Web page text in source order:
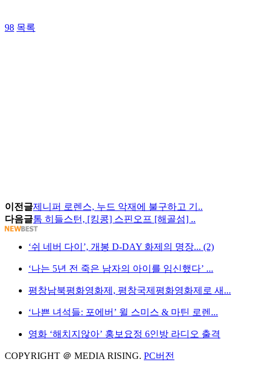
98 목록
이전글제니퍼 로렌스, 누드 악재에 불구하고 기..
다음글톰 히들스턴, [킹콩] 스핀오프 [해골섬] ..
‘쉬 네버 다이’, 개봉 D-DAY 화제의 명장... (2)
‘나는 5년 전 죽은 남자의 아이를 임신했다’ ...
평창남북평화영화제, 평창국제평화영화제로 새...
‘나쁜 녀석들: 포에버’ 윌 스미스 & 마틴 로렌...
영화 ‘해치지않아’ 홍보요정 6인방 라디오 출격
COPYRIGHT ＠ MEDIA RISING. PC버전